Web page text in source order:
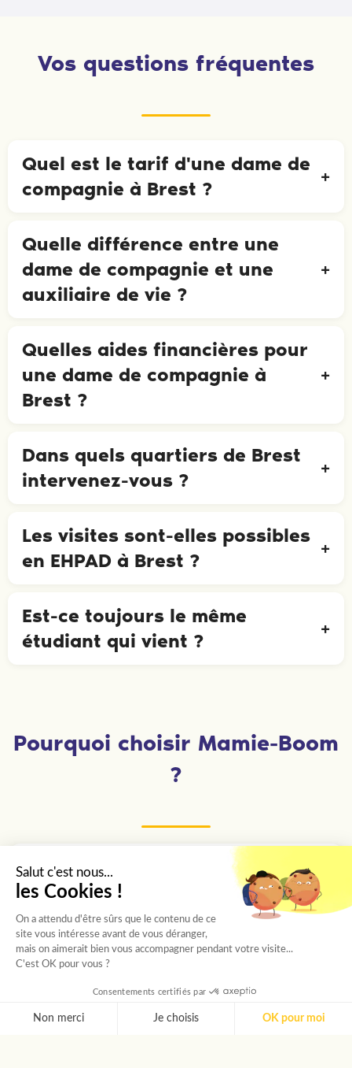
Vos questions fréquentes
Quel est le tarif d'une dame de
compagnie à Brest ?
Quelle différence entre une
dame de compagnie et une
auxiliaire de vie ?
Quelles aides financières pour
une dame de compagnie à
Brest ?
Dans quels quartiers de Brest
intervenez-vous ?
Les visites sont-elles possibles
en EHPAD à Brest ?
Est-ce toujours le même
étudiant qui vient ?
Pourquoi choisir Mamie-Boom
?
Des étudiants sélectionnés un
par un
Chaque étudiant passe un entretien avec
notre chargée de recrutement, puis est choisi
selon sa personnalité et les besoins de votre
Salut c'est nous...
les Cookies !
On a attendu d'être sûrs que le contenu de ce
site vous intéresse avant de vous déranger,
mais on aimerait bien vous accompagner pendant votre visite...
C'est OK pour vous ?
Consentements certifiés par
Non merci Je choisis OK pour moi